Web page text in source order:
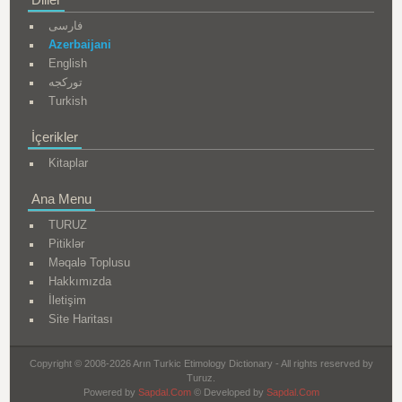
فارسی
Azerbaijani
English
تورکجه
Turkish
İçerikler
Kitaplar
Ana Menu
TURUZ
Pitiklər
Məqalə Toplusu
Hakkımızda
İletişim
Site Haritası
Copyright © 2008-2026 Arın Turkic Etimology Dictionary - All rights reserved by
Turuz.
Powered by Sapdal.Com© Developed by Sapdal.Com